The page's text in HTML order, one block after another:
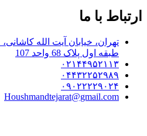
ارتباط با ما
تهران، خیابان آیت الله
طبقه اول پلاک 68 واحد 107
۰۲۱۴۴۹۵۲۱۱۳
۰۴۴۳۲۲۵۲۹۸۹
۰۹۰۲۲۲۲۹۰۲۴
Houshmandtejarat@gmail.com